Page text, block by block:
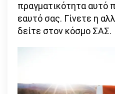
πραγματικότητα αυτό
εαυτό σας. Γίνετε η
δείτε στον κόσμο ΣΑΣ.